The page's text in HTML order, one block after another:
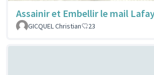
Assainir et Embellir le mail
GICQUEL Christian
23